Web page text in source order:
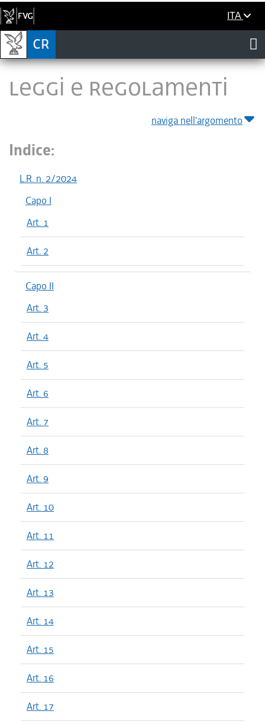
ITA
LEGGI E REGOLAMENTI
naviga nell'argomento
Indice:
L.R. n. 2/2024
Capo I
Art. 1
Art. 2
Capo II
Art. 3
Art. 4
Art. 5
Art. 6
Art. 7
Art. 8
Art. 9
Art. 10
Art. 11
Art. 12
Art. 13
Art. 14
Art. 15
Art. 16
Art. 17